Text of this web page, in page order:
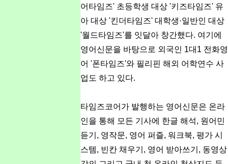
어타임즈' 초등학생 대상 '키즈타임즈' 유
아 대상 '킨더타임즈' 대학생·일반인 대상
'월드타임즈'를 잇달아 창간했다. 여기에
영어신문을 바탕으로 외국인 1대1 전화영
어 '폰타임즈'와 필리핀 해외 어학연수 사
업도 하고 있다.
타임즈코어가 발행하는 영어신문은 온라
인을 통해 모든 기사에 한글 해석, 원어민
듣기, 영작문, 영어 퍼즐, 워크북, 평가 시
스템, 빈칸 채우기, 영어 받아쓰기, 동영상